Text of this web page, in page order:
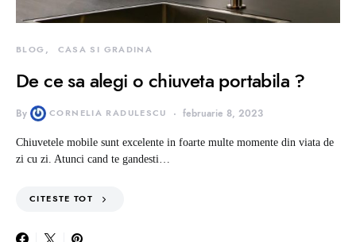
BLOG CASA SI GRADINA
De ce sa alegi o chiuveta portabila ?
By CORNELIA RADULESCU februarie 8, 2023
Chiuvetele mobile sunt excelente in foarte multe momente din viata de
zi cu zi. Atunci cand te gandesti…
CITESTE TOT